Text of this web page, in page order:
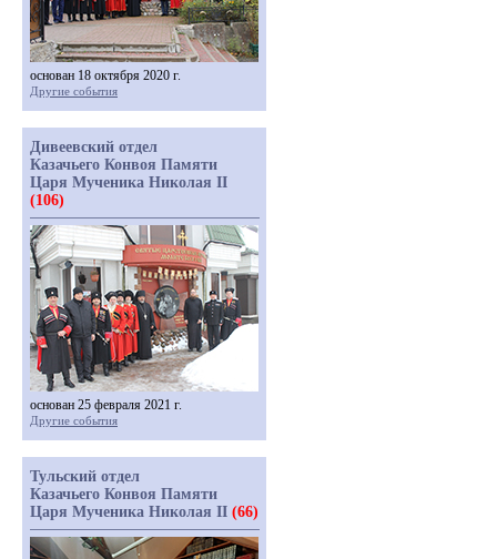
основан 18 октября 2020 г.
Другие события
Дивеевский отдел
Казачьего Конвоя Памяти
Царя Мученика Николая II
(106)
основан 25 февраля 2021 г.
Другие события
Тульский отдел
Казачьего Конвоя Памяти
Царя Мученика Николая II (66)